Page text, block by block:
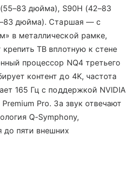
дюйма), S90H (42–83
дюйма). Старшая — с
в металлической рамке,
ТВ вплотную к стене
процессор NQ4 третьего
контент до 4K, частота
165 Гц с поддержкой NVIDIA
Pro. За звук отвечают
Q-Symphony,
пяти внешних